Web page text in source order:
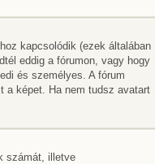
kapcsolódik (ezek általában
eddig a fórumon, vagy hogy
és személyes. A fórum
a képet. Ha nem tudsz avatart
számát, illetve